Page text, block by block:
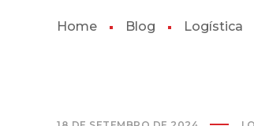
Home Blog Logística